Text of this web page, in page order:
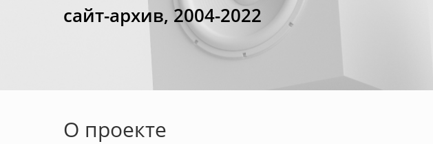
сайт-архив, 2004-2022
О проекте